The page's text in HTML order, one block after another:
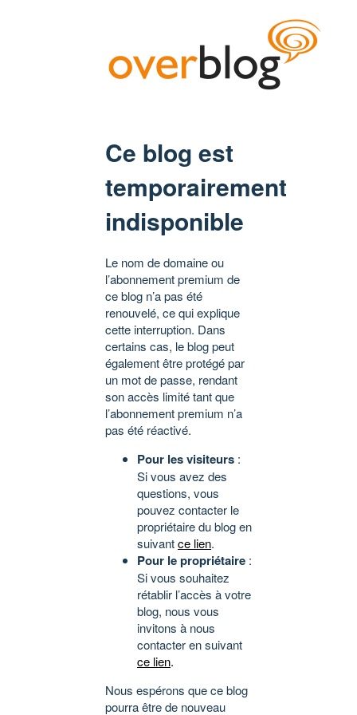
Ce blog est
temporairement
indisponible
Le nom de domaine ou
l’abonnement premium de
ce blog n’a pas été
renouvelé, ce qui explique
cette interruption. Dans
certains cas, le blog peut
également être protégé par
un mot de passe, rendant
son accès limité tant que
l’abonnement premium n’a
pas été réactivé.
Pour les visiteurs :
Si vous avez des
questions, vous
pouvez contacter le
propriétaire du blog en
suivantce lien.
Pour le propriétaire :
Si vous souhaitez
rétablir l’accès à votre
blog, nous vous
invitons à nous
contacter en suivant
ce lien.
Nous espérons que ce blog
pourra être de nouveau